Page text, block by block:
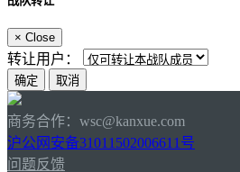
× Close
转让用户：
商务合作：wsc@kanxue.com
沪公网安备31011502006611号
问题反馈